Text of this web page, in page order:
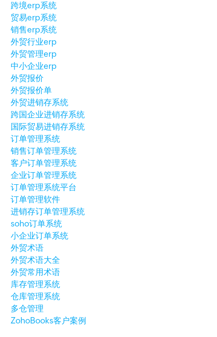
跨境erp系统
贸易erp系统
销售erp系统
外贸行业erp
外贸管理erp
中小企业erp
外贸报价
外贸报价单
外贸进销存系统
跨国企业进销存系统
国际贸易进销存系统
订单管理系统
销售订单管理系统
客户订单管理系统
企业订单管理系统
订单管理系统平台
订单管理软件
进销存订单管理系统
soho订单系统
小企业订单系统
外贸术语
外贸术语大全
外贸常用术语
库存管理系统
仓库管理系统
多仓管理
ZohoBooks客户案例